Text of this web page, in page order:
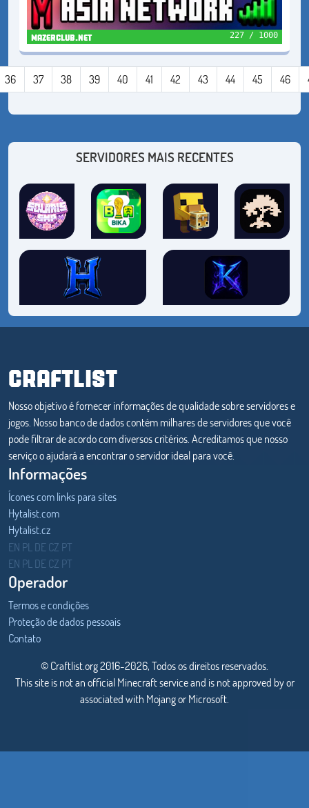
mazerclub.net 227 / 1000
36 37 38 39 40 41 42 43 44 45 46
SERVIDORES MAIS RECENTES
CRAFTLIST
Nosso objetivo é fornecer informações de qualidade sobre servidores e
jogos. Nosso banco de dados contém milhares de servidores que você
pode filtrar de acordo com diversos critérios. Acreditamos que nosso
serviço o ajudará a encontrar o servidor ideal para você.
Informações
Ícones com links para sites
Hytalist.com
Hytalist.cz
Hytamods.org
EN PL DECZ PT
EN PL DECZ PT
Operador
Termos e condições
Proteção de dados pessoais
Contato
© Craftlist.org 2016-2026, Todos os direitos reservados.
This site is not an official Minecraft service and is not approved by or
associated with Mojang or Microsoft.